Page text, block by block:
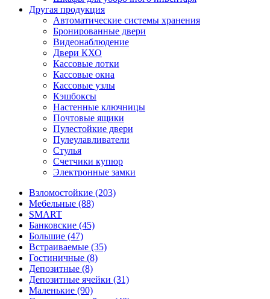
Другая продукция
Автоматические системы хранения
Бронированные двери
Видеонаблюдение
Двери КХО
Кассовые лотки
Кассовые окна
Кассовые узлы
Кэшбоксы
Настенные ключницы
Почтовые ящики
Пулестойкие двери
Пулеулавливатели
Стулья
Счетчики купюр
Электронные замки
Взломостойкие (203)
Мебельные (88)
SMART
Банковские (45)
Большие (47)
Встраиваемые (35)
Гостиничные (8)
Депозитные (8)
Депозитные ячейки (31)
Маленькие (90)